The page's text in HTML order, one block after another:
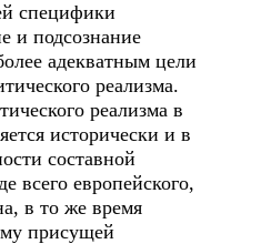
специфики
и подсознание
адекватным цели
реализма.
реализма в
исторически и в
составной
всего европейского,
в то же время
присущей